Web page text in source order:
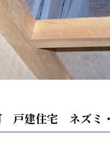
建住宅 ネズミ